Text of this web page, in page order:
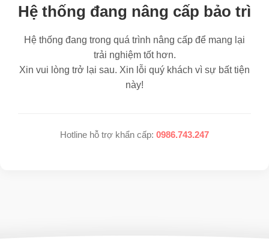
Hệ thống đang nâng cấp bảo trì
Hệ thống đang trong quá trình nâng cấp để mang lại
trải nghiệm tốt hơn.
Xin vui lòng trở lại sau. Xin lỗi quý khách vì sự bất tiện
này!
Hotline hỗ trợ khẩn cấp: 0986.743.247